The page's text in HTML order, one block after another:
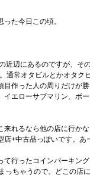
た今日この頃。
辺にあるのですが、そ
常オタビルとかオタク
作った人の周りだけが
エローサブマリン、ボ
れるなら他の店に行か
+中古品っぽいです。あ
行ったコインパーキン
ちゃうので、どこの